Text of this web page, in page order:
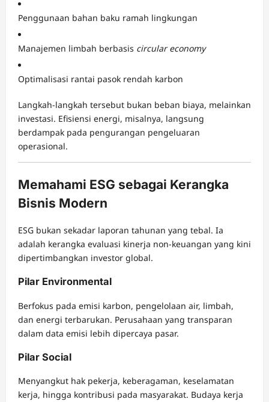
Penggunaan bahan baku ramah lingkungan
Manajemen limbah berbasis circular economy
Optimalisasi rantai pasok rendah karbon
Langkah-langkah tersebut bukan beban biaya, melainkan
investasi. Efisiensi energi, misalnya, langsung
berdampak pada pengurangan pengeluaran
operasional.
Memahami ESG sebagai Kerangka
Bisnis Modern
ESG bukan sekadar laporan tahunan yang tebal. Ia
adalah kerangka evaluasi kinerja non-keuangan yang kini
dipertimbangkan investor global.
Pilar Environmental
Berfokus pada emisi karbon, pengelolaan air, limbah,
dan energi terbarukan. Perusahaan yang transparan
dalam data emisi lebih dipercaya pasar.
Pilar Social
Menyangkut hak pekerja, keberagaman, keselamatan
kerja, hingga kontribusi pada masyarakat. Budaya kerja